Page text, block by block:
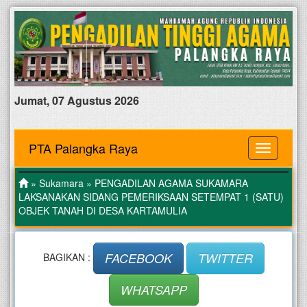
Jumat, 07 Agustus 2026
MENU
PTA Palangka Raya
» Sukamara » PENGADILAN AGAMA SUKAMARA
LAKSANAKAN SIDANG PEMERIKSAAN SETEMPAT 1 (SATU)
OBJEK TANAH DI DESA KARTAMULIA
BAGIKAN : FACEBOOK
TWITTER
WHATSAPP